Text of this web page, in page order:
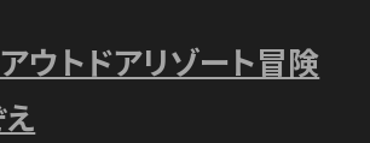
ウトドアリゾート冒険